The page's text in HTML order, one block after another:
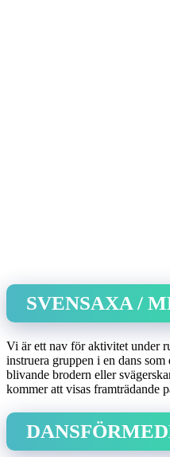
SVENSAXA /
Vi är ett nav för aktivitet under
instruera gruppen i en dans
blivande brodern eller
kommer att visas framträdande